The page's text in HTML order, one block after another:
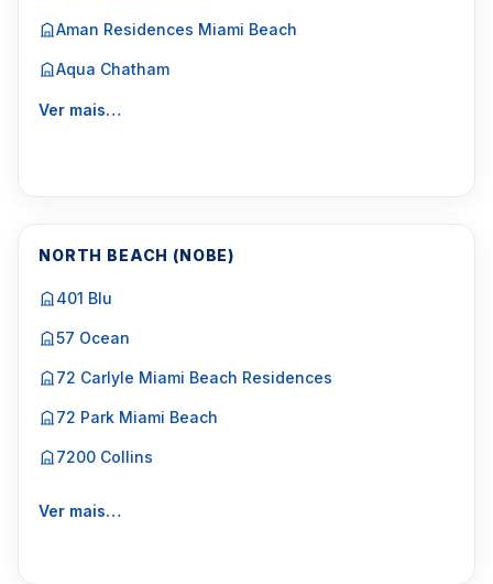
Aman Residences Miami Beach
Aqua Chatham
Ver mais…
NORTH BEACH (NOBE)
401 Blu
57 Ocean
72 Carlyle Miami Beach Residences
72 Park Miami Beach
7200 Collins
Ver mais…